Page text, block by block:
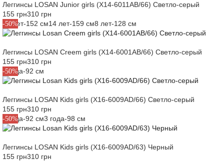
Леггинсы LOSAN Junior girls (X14-6011AB/66) Светло-серый
155 грн310 грн
-50%
12 лет-152 см14 лет-159 см8 лет-128 см
Леггинсы LOSAN Creem girls (X14-6001AB/66) Светло-серый
155 грн310 грн
-50%
2 года-92 см
Леггинсы LOSAN Kids girls (X16-6009AD/66) Светло-серый
155 грн310 грн
-50%
2 года-92 см3 года-98 см
Леггинсы LOSAN Kids girls (X16-6009AD/63) Черный
155 грн310 грн